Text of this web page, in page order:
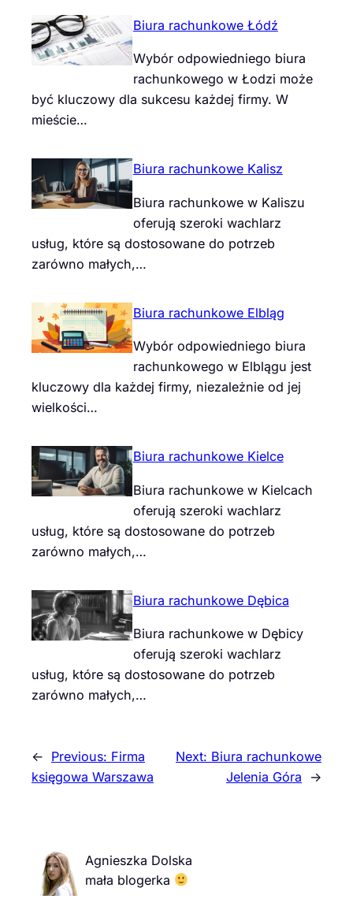
Biura rachunkowe Łódź
Wybór odpowiedniego biura
rachunkowego w Łodzi może
być kluczowy dla sukcesu każdej firmy. W
mieście…
Biura rachunkowe Kalisz
Biura rachunkowe w Kaliszu
oferują szeroki wachlarz
usług, które są dostosowane do potrzeb
zarówno małych,…
Biura rachunkowe Elbląg
Wybór odpowiedniego biura
rachunkowego w Elblągu jest
kluczowy dla każdej firmy, niezależnie od jej
wielkości…
Biura rachunkowe Kielce
Biura rachunkowe w Kielcach
oferują szeroki wachlarz
usług, które są dostosowane do potrzeb
zarówno małych,…
Biura rachunkowe Dębica
Biura rachunkowe w Dębicy
oferują szeroki wachlarz
usług, które są dostosowane do potrzeb
zarówno małych,…
← Previous: Firma
księgowa Warszawa
Next: Biura rachunkowe
Jelenia Góra
→
Agnieszka Dolska
mała blogerka